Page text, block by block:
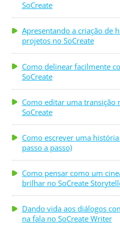
SoCreate
Apresentando a criação de
projetos no SoCreate
Como delinear facilmente
SoCreate
Como editar uma transição
SoCreate
Como escrever uma
passo a passo)
Como pensar como um
brilhar no SoCreate
Dando vida aos diálogos
na fala no SoCreate Writer